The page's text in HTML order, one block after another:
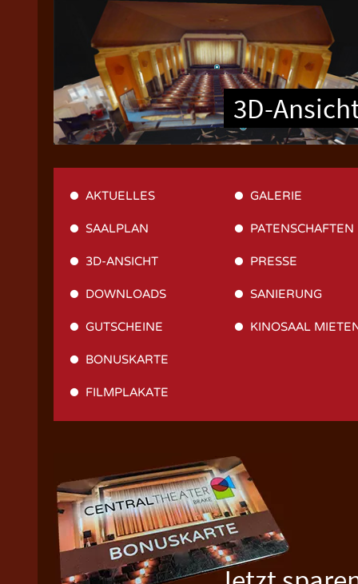
3D-
AKTUELLES
SAALPLAN
3D-ANSICHT
DOWNLOADS
GUTSCHEINE
BONUSKARTE
FILMPLAKATE
GALERIE
PATENSCHAFTEN
PRESSE
SANIERUNG
KINOSAAL